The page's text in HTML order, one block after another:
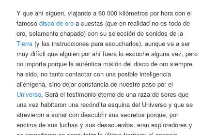
Y que ahí siguen, viajando a 60 000 kilómetros por hora con el
famosodisco de oro a cuestas (que en realidad no es todo de
oro, solamente chapado) con su selección de sonidos de la
Tierra (y las instrucciones para escucharlos), aunque va a ser
muy difícil que alguien por ahí fuera lo escuche alguna vez, pero
no importa porque la auténtica misión del disco de oro siempre
ha sido, no tanto contactar con una posible inteligencia
alienígena, sino dejar constancia de nuestro paso por el
Universo. Será el testimonio eterno de una raza de seres que
una vez habitaron una recóndita esquina del Universo y que se
atrevieron a soñar con descubrir sus secretos porque, por
encima de sus luchas y sus desacuerdos, eran exploradores y